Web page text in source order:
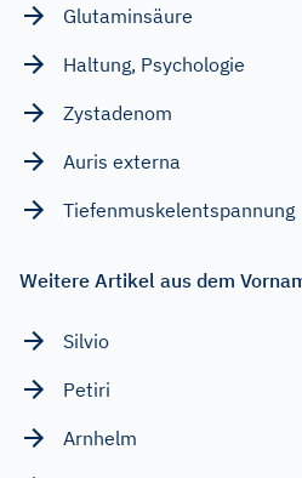
Glutaminsäure
Haltung, Psychologie
Zystadenom
Auris externa
Tiefenmuskelentspannung
Weitere Artikel aus dem
Silvio
Petiri
Arnhelm